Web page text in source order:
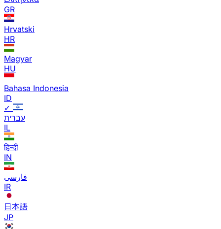
GR
Hrvatski
HR
Magyar
HU
Bahasa Indonesia
ID
✓
עברית
IL
हिन्दी
IN
فارسی
IR
日本語
JP